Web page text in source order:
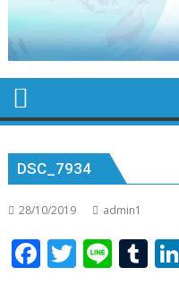
DSC_7934
28/10/2019 admin1
F T Li T